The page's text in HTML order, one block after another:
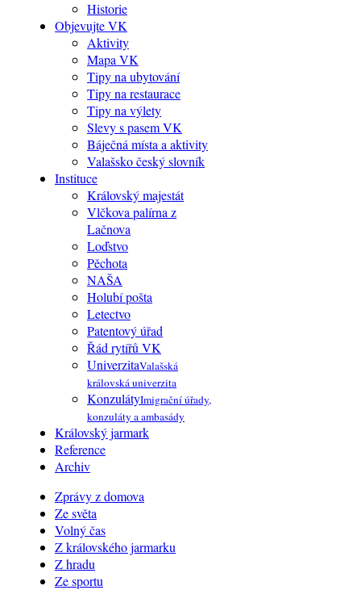
Historie
Objevujte VK
Aktivity
Mapa VK
Tipy na ubytování
Tipy na restaurace
Tipy na výlety
Slevy s pasem VK
Báječná místa a aktivity
Valašsko český slovník
Instituce
Královský majestát
Vlčkova palírna z
Lačnova
Loďstvo
Pěchota
NAŠA
Holubí pošta
Letectvo
Patentový úřad
Řád rytířů VK
UniverzitaValašská
královská univerzita
KonzulátyImigrační úřady,
konzuláty a ambasády
Královský jarmark
Reference
Archiv
Zprávy z domova
Ze světa
Volný čas
Z královského jarmarku
Z hradu
Ze sportu